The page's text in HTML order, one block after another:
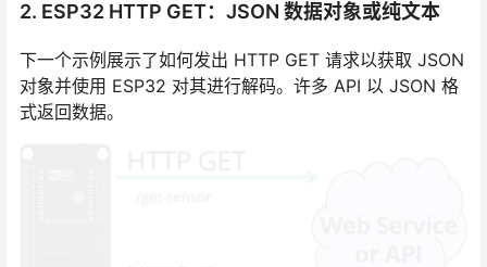
2. ESP32 HTTP GET：JSON 数据对象或纯文本
下一个示例展示了如何发出 HTTP GET 请求以获取 JSON
对象并使用 ESP32 对其进行解码。许多 API 以 JSON 格
式返回数据。